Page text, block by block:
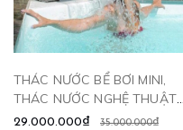
THÁC NƯỚC BỂ BƠI MINI,
THÁC NƯỚC NGHỆ THUẬT -
THB686 CLEANMAX
29.000.000₫ 35.000.000₫